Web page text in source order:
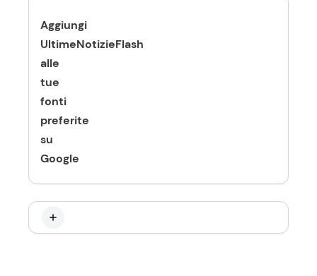
Aggiungi
UltimeNotizieFlash
alle
tue
fonti
preferite
su
Google